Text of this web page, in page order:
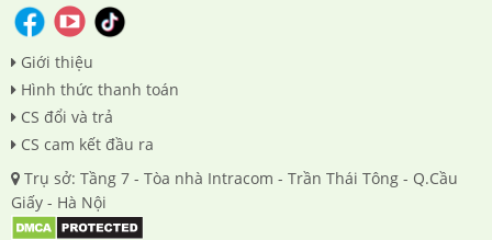
Giới thiệu
Hình thức thanh toán
CS đổi và trả
CS cam kết đầu ra
Trụ sở: Tầng 7 - Tòa nhà Intracom - Trần Thái Tông - Q.Cầu
Giấy - Hà Nội